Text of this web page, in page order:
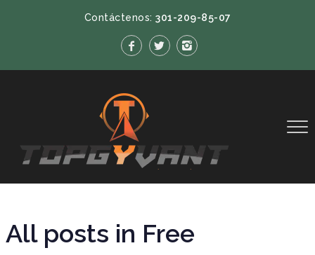
Contáctenos: 301-209-85-07
All posts in Free